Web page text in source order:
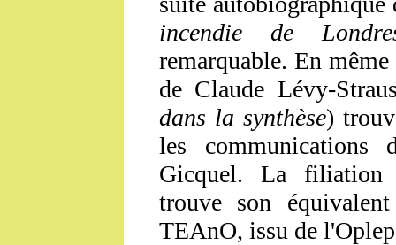
incendie de
remarquable. En
de Claude Lévy-
dans la synthèse)
les communications
Gicquel. La filiation
trouve son
TEAnO, issu de